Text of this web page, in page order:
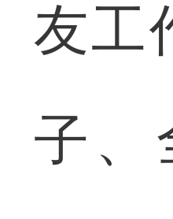
友工
子、